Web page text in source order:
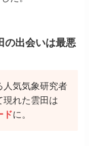
出会いは最悪
人気気象研究者
現れた雲田は
ドに。